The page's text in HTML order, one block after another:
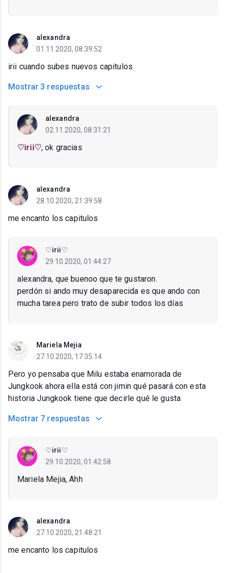
alexandra
01.11.2020, 08:39:52
irii cuando subes nuevos capitulos
Mostrar 3 respuestas
alexandra
02.11.2020, 08:31:21
♡irii♡, ok gracias
alexandra
28.10.2020, 21:39:58
me encanto los capitulos
♡irii♡
29.10.2020, 01:44:27
alexandra, que buenoo que te gustaron.
perdón si ando muy desaparecida es que ando con
mucha tarea pero trato de subir todos los días
Mariela Mejia
27.10.2020, 17:35:14
Pero yo pensaba que Milu estaba enamorada de
Jungkook ahora ella está con jimin qué pasará con esta
historia Jungkook tiene que decirle qué le gusta
Mostrar 7 respuestas
♡irii♡
29.10.2020, 01:42:58
Mariela Mejia, Ahh
alexandra
27.10.2020, 21:48:21
me encanto los capitulos